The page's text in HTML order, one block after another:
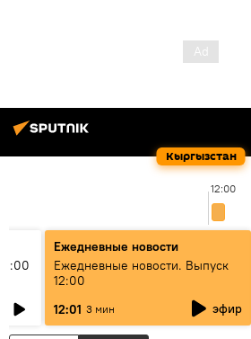
Кыргызстан
12:00
Ежедневные новости
Ежедневные новости. Выпуск
12:00
12:01 3 мин эфир